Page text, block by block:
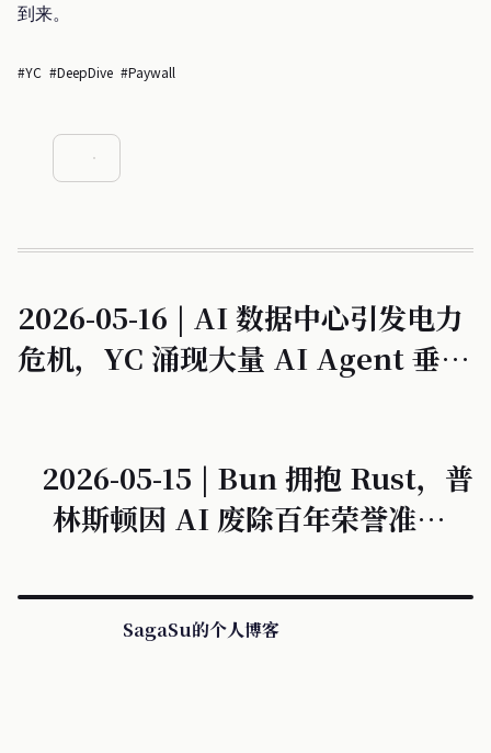
到来。
#YC #DeepDive #Paywall
2026-05-16 | AI 数据中心引发电力
危机，YC 涌现大量 AI Agent 垂直
2026-05-15 | Bun 拥抱 Rust，普
林斯顿因 AI 废除百年荣誉准则，
SagaSu的个人博客